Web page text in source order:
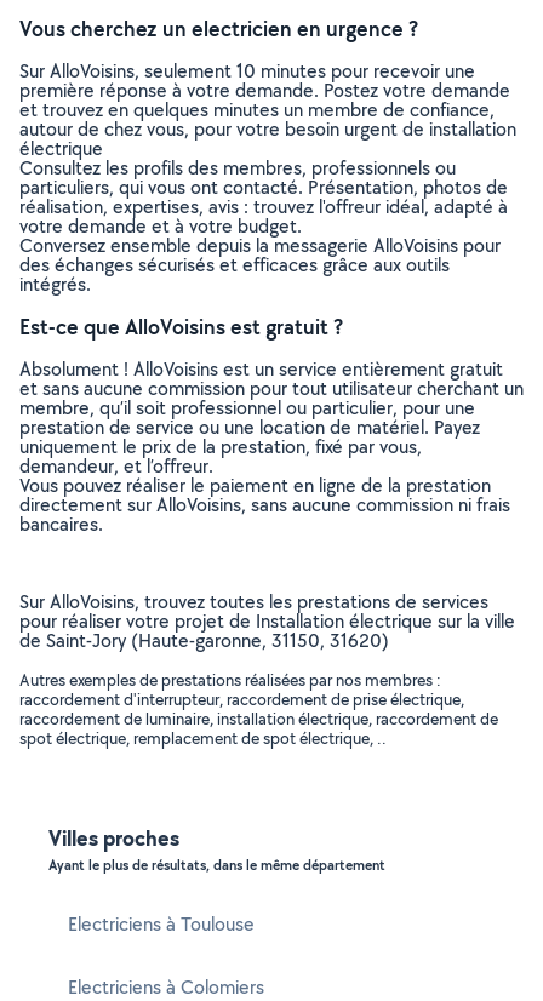
Vous cherchez un electricien en urgence ?
Sur AlloVoisins, seulement 10 minutes pour recevoir une
première réponse à votre demande. Postez votre demande
et trouvez en quelques minutes un membre de confiance,
autour de chez vous, pour votre besoin urgent de installation
électrique
Consultez les profils des membres, professionnels ou
particuliers, qui vous ont contacté. Présentation, photos de
réalisation, expertises, avis : trouvez l'offreur idéal, adapté à
votre demande et à votre budget.
Conversez ensemble depuis la messagerie AlloVoisins pour
des échanges sécurisés et efficaces grâce aux outils
intégrés.
Est-ce que AlloVoisins est gratuit ?
Absolument ! AlloVoisins est un service entièrement gratuit
et sans aucune commission pour tout utilisateur cherchant un
membre, qu’il soit professionnel ou particulier, pour une
prestation de service ou une location de matériel. Payez
uniquement le prix de la prestation, fixé par vous,
demandeur, et l’offreur.
Vous pouvez réaliser le paiement en ligne de la prestation
directement sur AlloVoisins, sans aucune commission ni frais
bancaires.
Sur AlloVoisins, trouvez toutes les prestations de services
pour réaliser votre projet de Installation électrique sur la ville
de Saint-Jory (Haute-garonne, 31150, 31620)
Autres exemples de prestations réalisées par nos membres :
raccordement d'interrupteur, raccordement de prise électrique,
raccordement de luminaire, installation électrique, raccordement de
spot électrique, remplacement de spot électrique, ..
Villes proches
Ayant le plus de résultats, dans le même département
Electriciens à Toulouse
Electriciens à Colomiers